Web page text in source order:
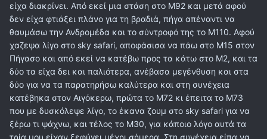
είχα διακρίνει. Από εκεί μια στάση στο Μ92 και μετά αφού
δεν είχα φτιάξει πλάνο για τη βραδιά, πήγα απέναντι να
θαυμάσω την Ανδρομέδα και το σύντροφό της το Μ110. Αφού
χαζεψα λίγο στο sky safari, αποφάσισα να πάω στο Μ15 στον
Πήγασο και από εκεί να κατέβω προς τα κάτω στο Μ2, και τα
δύο τα είχα δει και παλιότερα, ανέβασα μεγένθυση και στα
δύο για να τα παρατηρήσω καλύτερα και στη συνέχεια
κατέβηκα στον Αιγόκερω, πρώτα το Μ72 κι έπειτα το Μ73
που με δυσκόλεψε λίγο, το έκανα ζουμ στο sky safari για να
ξέρω τι ψάχνω, και τέλος το Μ30, για κάποιο λόγο αυτά τα